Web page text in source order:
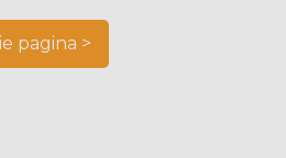
pagina >